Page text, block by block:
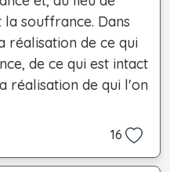
souffrance. Dans
réalisation de ce qui
de ce qui est intact
réalisation de qui l'on
16